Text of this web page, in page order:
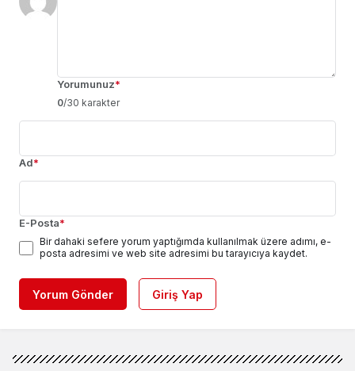
Yorumunuz*
0/30 karakter
Ad*
E-Posta*
Bir dahaki sefere yorum yaptığımda kullanılmak üzere adımı, e-
posta adresimi ve web site adresimi bu tarayıcıya kaydet.
Yorum Gönder Giriş Yap